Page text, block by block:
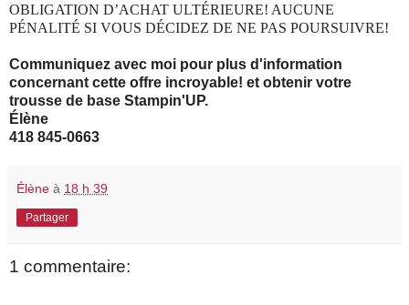
OBLIGATION D’ACHAT ULTÉRIEURE! AUCUNE
PÉNALITÉ SI VOUS DÉCIDEZ DE NE PAS POURSUIVRE!
Communiquez avec moi pour plus d'information
concernant cette offre incroyable! et obtenir votre
trousse de base Stampin'UP.
Élène
418 845-0663
Élène à 18 h 39
Partager
1 commentaire: